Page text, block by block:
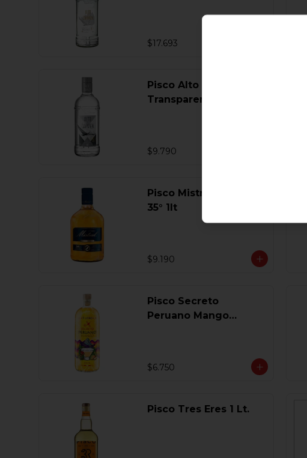
$17.693
Pisco Alto Del Carmen
Transparente 40° 750
$9.790
Pisco Mistral Especial
35° 1lt
$9.190
Pisco Secreto
Peruano Mango
$6.750
Pisco Tres Eres 1 Lt.